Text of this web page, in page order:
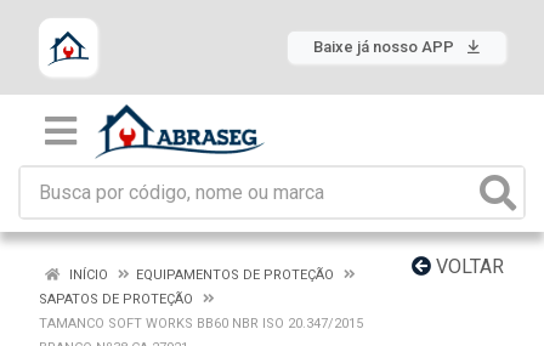
Baixe já nosso APP
VOLTAR
INÍCIO
EQUIPAMENTOS DE PROTEÇÃO
SAPATOS DE PROTEÇÃO
TAMANCO SOFT WORKS BB60 NBR ISO 20.347/2015